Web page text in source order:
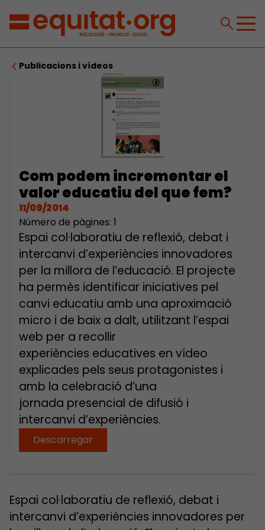
Publicacions i vídeos
Com podem incrementar el
valor educatiu del que fem?
11/09/2014
Número de pàgines: 1
Espai col·laboratiu de reflexió, debat i
intercanvi d’experiències innovadores
per la millora de l’educació. El projecte
ha permès identificar iniciatives pel
canvi educatiu amb una aproximació
micro i de baix a dalt, utilitzant l’espai
web per a recollir
experiències educatives en vídeo
explicades pels seus protagonistes i
amb la celebració d’una
jornada presencial de difusió i
intercanvi d’experiències.
Descarregar
Espai col·laboratiu de reflexió, debat i
intercanvi d’experiències innovadores per